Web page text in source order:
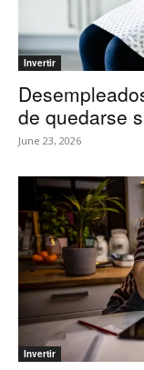
Invertir
de quedarse
June 23, 2026
Invertir